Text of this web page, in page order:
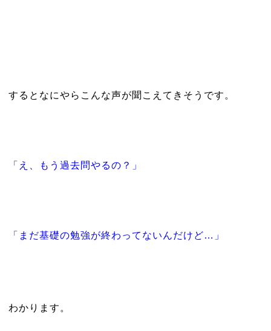
するとなにやらこんな声が聞こえてきそうです。
「え、もう過去問やるの？」
「まだ基礎の勉強が終わってないんだけど…」
わかります。